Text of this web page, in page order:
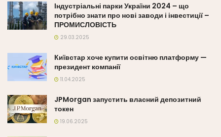
Індустріальні парки України 2024 – що
потрібно знати про нові заводи і інвестиції –
ПРОМИСЛОВІСТЬ
29.03.2025
Київстар хоче купити освітню платформу —
президент компанії
11.04.2025
JPMorgan запустить власний депозитний
токен
19.06.2025